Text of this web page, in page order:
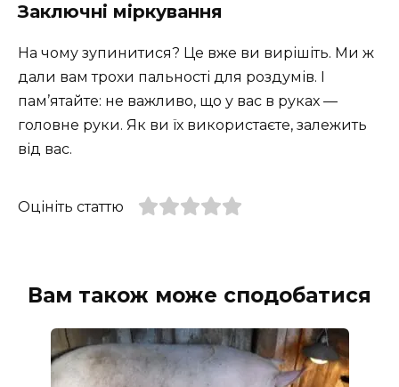
Заключні міркування
На чому зупинитися? Це вже ви вирішіть. Ми ж
дали вам трохи пальності для роздумів. І
пам’ятайте: не важливо, що у вас в руках —
головне руки. Як ви їх використаєте, залежить
від вас.
Оцініть статтю
Вам також може сподобатися